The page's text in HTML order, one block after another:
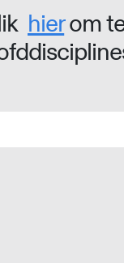
hierom